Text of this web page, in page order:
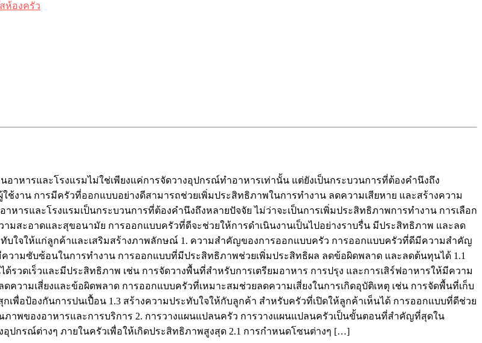
ห้องครัว
หารและโรงแรมไม่ใช่เพียงแค่การจัดวางอุปกรณ์ทำอาหารเท่านั้น แต่ยังเป็นกระบวนการที่ต้องคำนึงถึง
งาน การมีครัวที่ออกแบบอย่างดีสามารถช่วยเพิ่มประสิทธิภาพในการทำงาน ลดความเสียหาย และสร้างความ
หารและโรงแรมเป็นกระบวนการที่ต้องคำนึงถึงหลายปัจจัย ไม่ว่าจะเป็นการเพิ่มประสิทธิภาพการทำงาน การเลือก
สะอาดและสุขอนามัย การออกแบบครัวที่ดีจะช่วยให้การดำเนินงานเป็นไปอย่างราบรื่น มีประสิทธิภาพ และลด
บใจให้แก่ลูกค้าและเสริมสร้างภาพลักษณ์ 1. ความสำคัญของการออกแบบครัว การออกแบบครัวที่ดีมีความสำคัญ
วามซับซ้อนในการทำงาน การออกแบบที่มีประสิทธิภาพช่วยเพิ่มประสิทธิผล ลดข้อผิดพลาด และลดต้นทุนได้ 1.1
วดเร็วและมีประสิทธิภาพ เช่น การจัดวางพื้นที่สำหรับการเตรียมอาหาร การปรุง และการเสิร์ฟอาหารให้มีความ
วามเสี่ยงและข้อผิดพลาด การออกแบบครัวที่เหมาะสมช่วยลดความเสี่ยงในการเกิดอุบัติเหตุ เช่น การจัดพื้นที่เก็บ
อป้องกันการปนเปื้อน 1.3 สร้างความประทับใจให้กับลูกค้า สำหรับครัวที่เปิดให้ลูกค้าเห็นได้ การออกแบบที่ดีช่วย
พของอาหารและการบริการ 2. การวางแผนแปลนครัว การวางแผนแปลนครัวเป็นขั้นตอนที่สำคัญที่สุดใน
ปกรณ์ต่างๆ ภายในครัวเพื่อให้เกิดประสิทธิภาพสูงสุด 2.1 การกำหนดโซนต่างๆ […]